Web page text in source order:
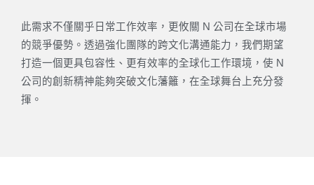
此需求不僅關乎日常工作效率，更攸關 N 公司在全球市場
的競爭優勢。透過強化團隊的跨文化溝通能力，我們期望
打造一個更具包容性、更有效率的全球化工作環境，使 N
公司的創新精神能夠突破文化藩籬，在全球舞台上充分發
揮。